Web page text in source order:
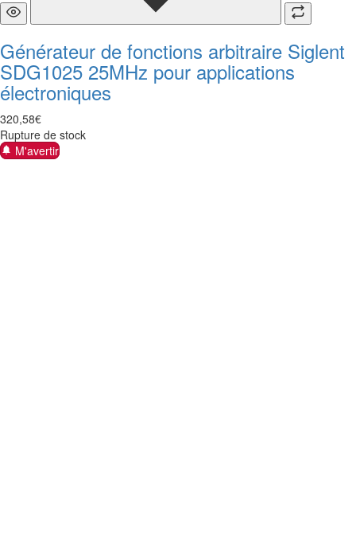
Générateur de fonctions arbitraire Siglent
SDG1025 25MHz pour applications
électroniques
320,58€
Rupture de stock
M'avertir